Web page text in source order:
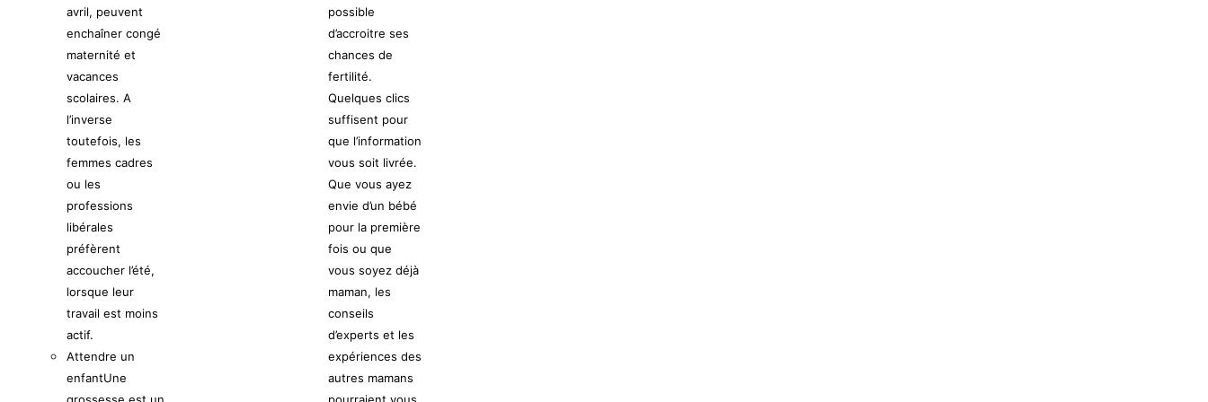
avril, peuvent
enchaîner congé
maternité et
vacances
scolaires. A
l’inverse
toutefois, les
femmes cadres
ou les
professions
libérales
préfèrent
accoucher l’été,
lorsque leur
travail est moins
actif.
Attendre un
enfantUne
grossesse est un
possible
d’accroitre ses
chances de
fertilité.
Quelques clics
suffisent pour
que l’information
vous soit livrée.
Que vous ayez
envie d’un bébé
pour la première
fois ou que
vous soyez déjà
maman, les
conseils
d’experts et les
expériences des
autres mamans
pourraient vous